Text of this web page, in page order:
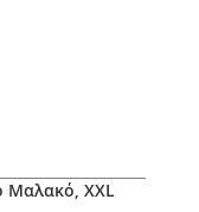
Mαλακό, ΧXL